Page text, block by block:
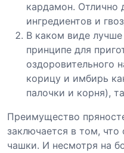
кардамон. Отлично
ингредиентов и
В каком виде лучше
принципе для
оздоровительного
корицу и имбирь
палочки и корня),
Преимущество
заключается в том,
чашки. И несмотря на